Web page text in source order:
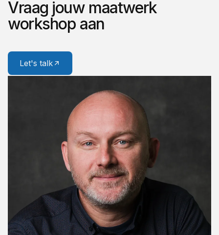
Vraag jouw maatwerk
workshop aan
Let's talk